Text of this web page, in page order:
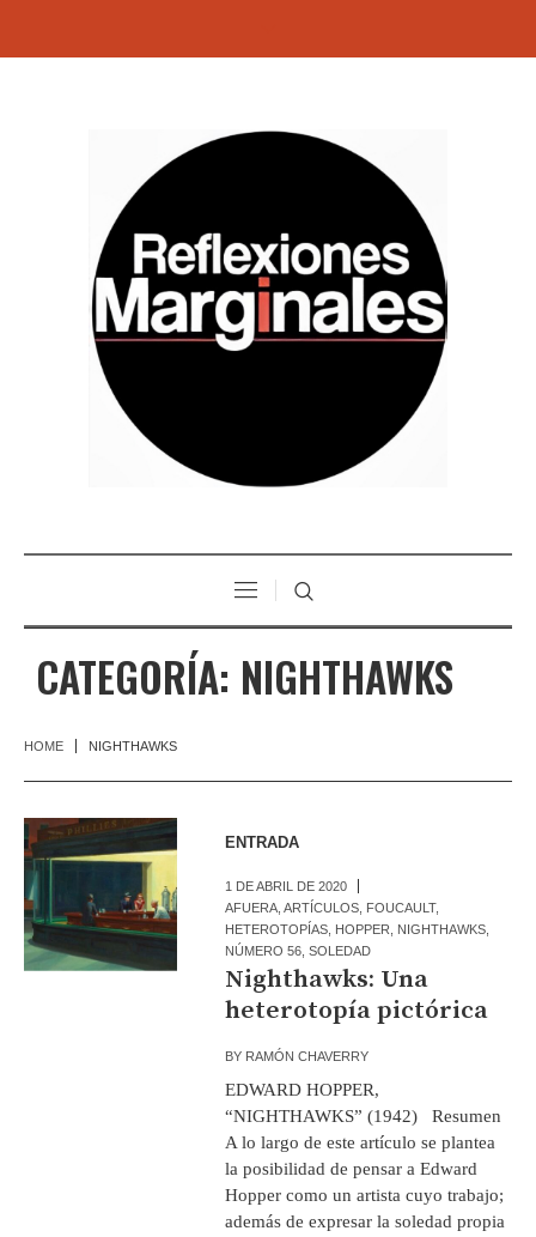
CATEGORÍA: NIGHTHAWKS
HOME NIGHTHAWKS
ENTRADA
1 DE ABRIL DE 2020
AFUERA ,ARTÍCULOS FOUCAULT,
HETEROTOPÍAS HOPPER NIGHTHAWKS
NÚMERO 56 ,SOLEDAD
Nighthawks: Una
heterotopía pictórica
BY RAMÓN CHAVERRY
EDWARD HOPPER,
“NIGHTHAWKS” (1942) Resumen
A lo largo de este artículo se plantea
la posibilidad de pensar a Edward
Hopper como un artista cuyo trabajo;
además de expresar la soledad propia